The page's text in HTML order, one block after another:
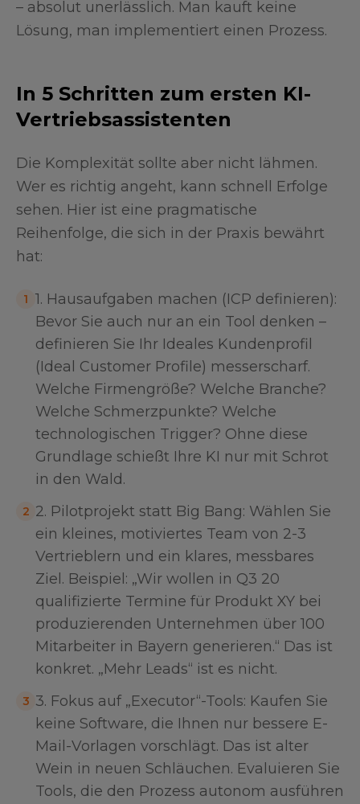
– absolut unerlässlich. Man kauft keine
Lösung, man implementiert einen Prozess.
In 5 Schritten zum ersten KI-
Vertriebsassistenten
Die Komplexität sollte aber nicht lähmen.
Wer es richtig angeht, kann schnell Erfolge
sehen. Hier ist eine pragmatische
Reihenfolge, die sich in der Praxis bewährt
hat:
1 1. Hausaufgaben machen (ICP definieren):
Bevor Sie auch nur an ein Tool denken –
definieren Sie Ihr Ideales Kundenprofil
(Ideal Customer Profile) messerscharf.
Welche Firmengröße? Welche Branche?
Welche Schmerzpunkte? Welche
technologischen Trigger? Ohne diese
Grundlage schießt Ihre KI nur mit Schrot
in den Wald.
2 2. Pilotprojekt statt Big Bang: Wählen Sie
ein kleines, motiviertes Team von 2-3
Vertrieblern und ein klares, messbares
Ziel. Beispiel: „Wir wollen in Q3 20
qualifizierte Termine für Produkt XY bei
produzierenden Unternehmen über 100
Mitarbeiter in Bayern generieren.“ Das ist
konkret. „Mehr Leads“ ist es nicht.
3 3. Fokus auf „Executor“-Tools: Kaufen Sie
keine Software, die Ihnen nur bessere E-
Mail-Vorlagen vorschlägt. Das ist alter
Wein in neuen Schläuchen. Evaluieren Sie
Tools, die den Prozess autonom ausführen